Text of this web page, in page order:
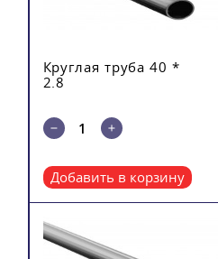
Круглая труба 40 *
2.8
Добавить в корзину